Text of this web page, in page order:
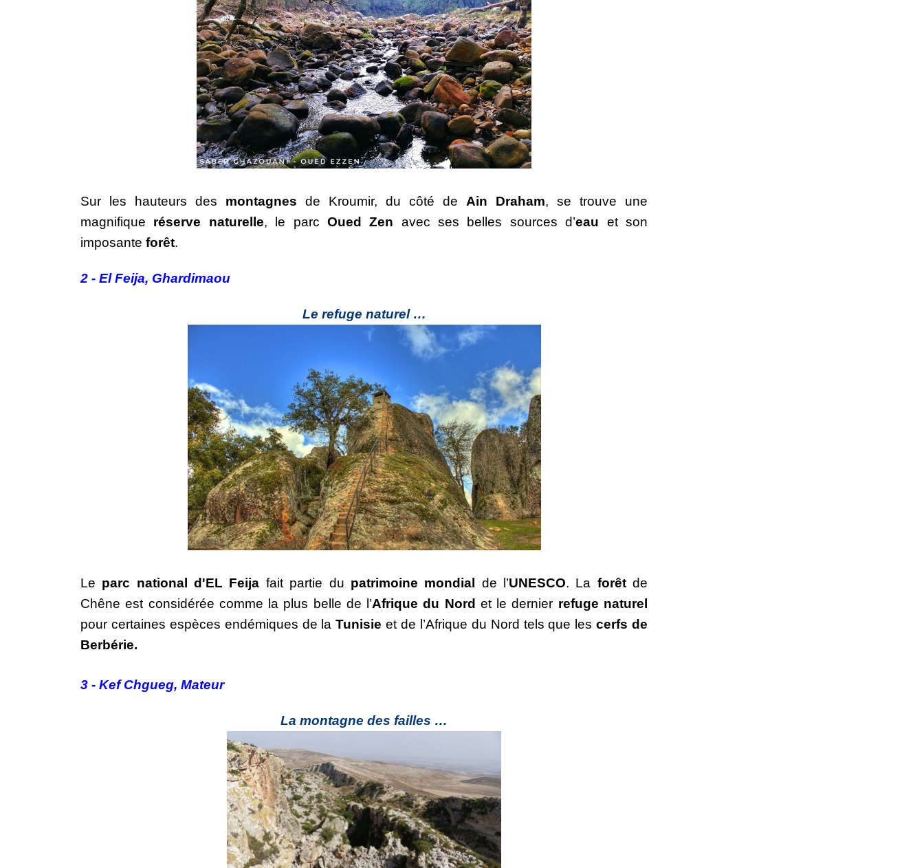
Sur les hauteurs des montagnes de Kroumir, du côté de Ain Draham, se trouve une
magnifique réserve naturelle, le parc Oued Zen avec ses belles sources d’eau et son
imposante forêt.
2 - El Feija, Ghardimaou
Le refuge naturel …
Le parc national d'EL Feija fait partie du patrimoine mondial de l’UNESCO. La forêt de
Chêne est considérée comme la plus belle de l’Afrique du Nord et le dernier refuge naturel
pour certaines espèces endémiques de la Tunisie et de l’Afrique du Nord tels que les cerfs de
Berbérie.
3 - Kef Chgueg, Mateur
La montagne des failles …